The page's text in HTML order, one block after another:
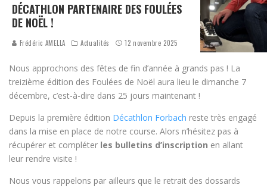
DÉCATHLON PARTENAIRE DES FOULÉES
DE NOËL !
Frédéric AMELLA Actualités 12 novembre 2025
Nous approchons des fêtes de fin d’année à grands pas ! La
treizième édition des Foulées de Noël aura lieu le dimanche 7
décembre, c’est-à-dire dans 25 jours maintenant !
Depuis la première édition Décathlon Forbach reste très engagé
dans la mise en place de notre course. Alors n’hésitez pas à
récupérer et compléter les bulletins d’inscription en allant
leur rendre visite !
Nous vous rappelons par ailleurs que le retrait des dossards